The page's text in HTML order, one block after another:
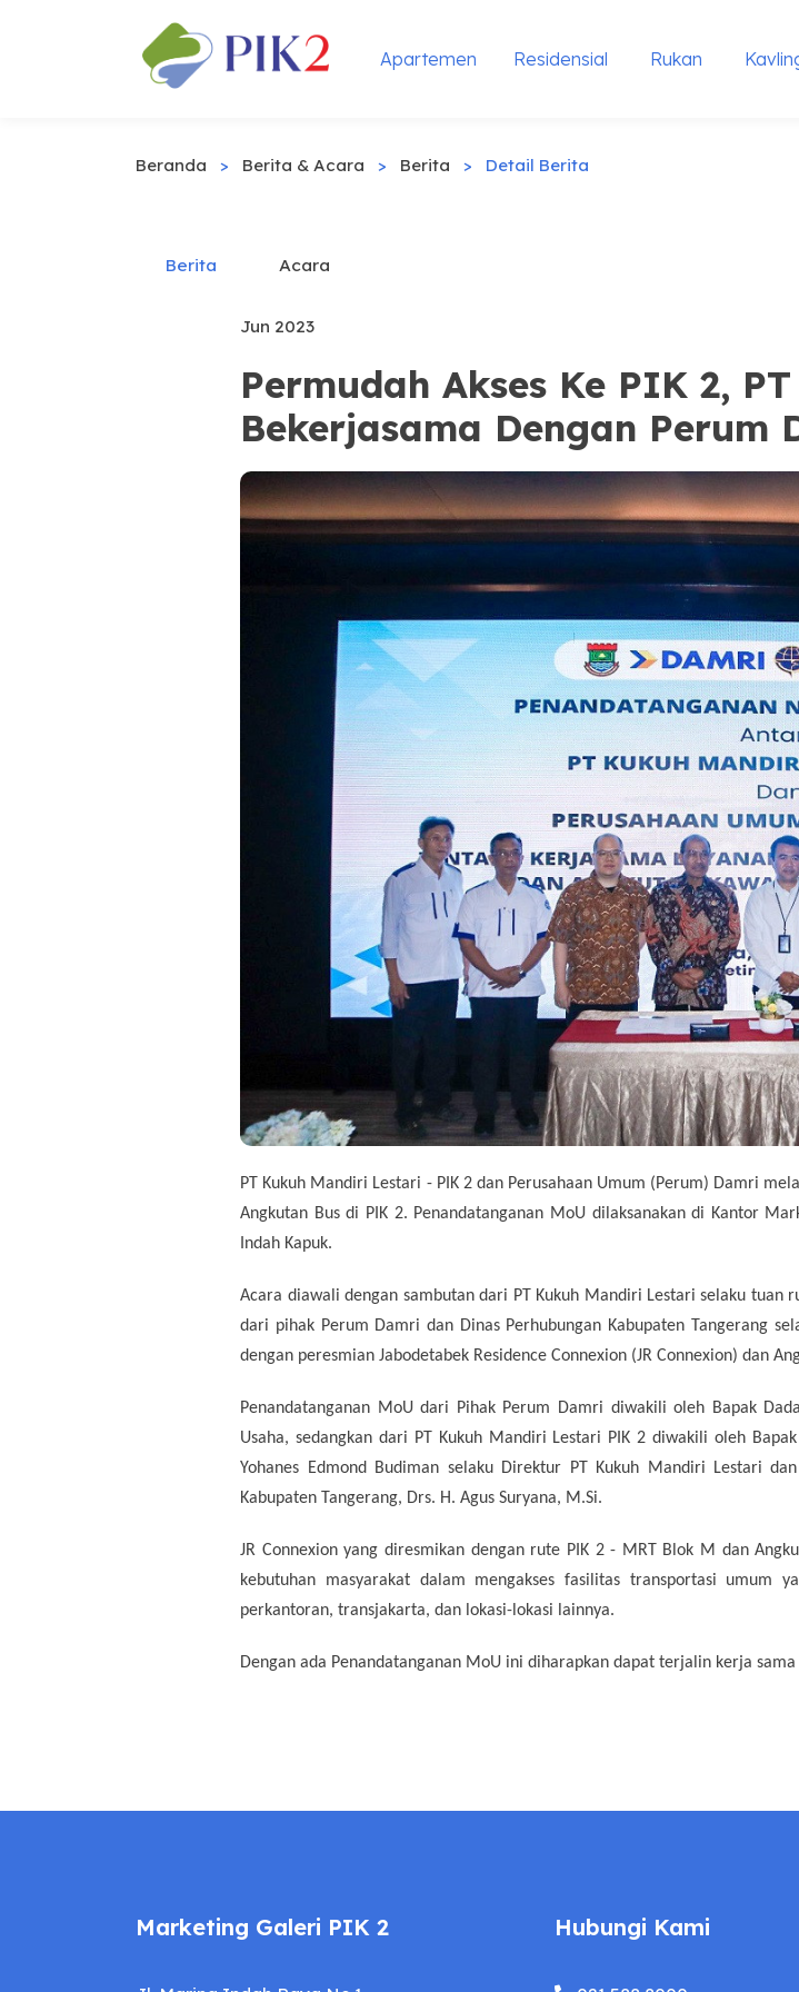
Apartemen Residensial Rukan
Beranda > Berita & Acara > Berita > Detail Berita
Berita Acara
Jun 2023
Permudah Akses Ke PIK 2,
Bekerjasama Dengan Perum
PT Kukuh Mandiri Lestari - PIK 2 dan Perusahaan Umum (Perum) Damri
Angkutan Bus di PIK 2. Penandatanganan MoU dilaksanakan di Kantor
Indah Kapuk.
Acara diawali dengan sambutan dari PT Kukuh Mandiri Lestari selaku
dari pihak Perum Damri dan Dinas Perhubungan Kabupaten Tangerang
dengan peresmian Jabodetabek Residence Connexion (JR Connexion) dan
Penandatanganan MoU dari Pihak Perum Damri diwakili oleh Bapak
Usaha, sedangkan dari PT Kukuh Mandiri Lestari PIK 2 diwakili oleh
Yohanes Edmond Budiman selaku Direktur PT Kukuh Mandiri Lestari
Kabupaten Tangerang, Drs. H. Agus Suryana, M.Si.
JR Connexion yang diresmikan dengan rute PIK 2 - MRT Blok M dan
kebutuhan masyarakat dalam mengakses fasilitas transportasi umum
perkantoran, transjakarta, dan lokasi-lokasi lainnya.
Dengan ada Penandatanganan MoU ini diharapkan dapat terjalin kerja
Marketing Galeri PIK 2 Hubungi Kami